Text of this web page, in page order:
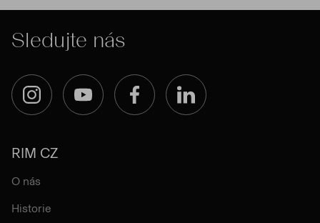
Sledujte nás
InstagramYouTube FacebookLinkedIn
RIM CZ
O nás
Historie